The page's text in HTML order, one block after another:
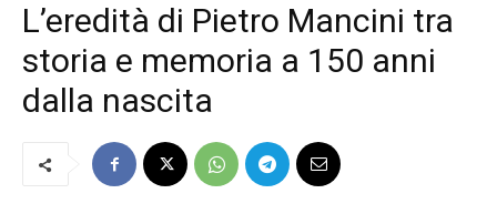
L’eredità di Pietro Mancini tra
storia e memoria a 150 anni
dalla nascita